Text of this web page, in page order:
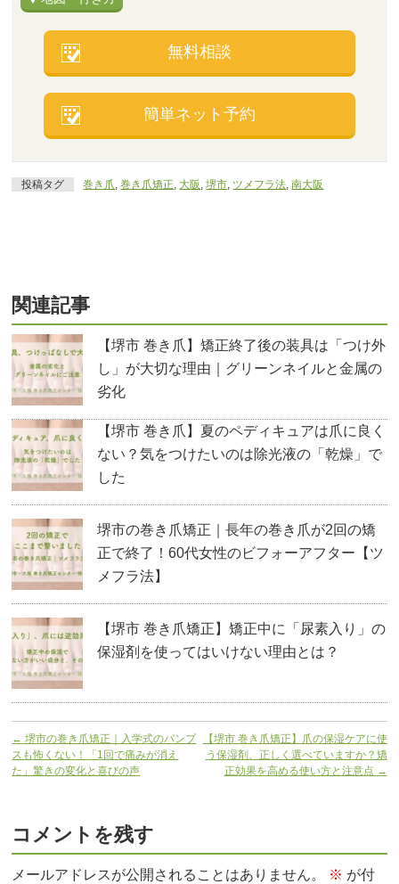
無料相談
簡単ネット予約
投稿タグ 巻き爪,巻き爪矯正, 大阪 ,堺市, ツメフラ法,南大阪
関連記事
【堺市 巻き爪】矯正終了後の装具は「つけ外
し」が大切な理由｜グリーンネイルと金属の
劣化
【堺市 巻き爪】夏のペディキュアは爪に良く
ない？気をつけたいのは除光液の「乾燥」で
した
堺市の巻き爪矯正｜長年の巻き爪が2回の矯
正で終了！60代女性のビフォーアフター【ツ
メフラ法】
【堺市 巻き爪矯正】矯正中に「尿素入り」の
保湿剤を使ってはいけない理由とは？
← 堺市の巻き爪矯正｜入学式のパンプ
スも怖くない！「1回で痛みが消え
た」驚きの変化と喜びの声
【堺市 巻き爪矯正】爪の保湿ケアに使
う保湿剤、正しく選べていますか？矯
正効果を高める使い方と注意点 →
コメントを残す
メールアドレスが公開されることはありません。 ※ が付